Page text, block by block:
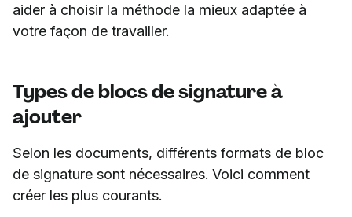
aider à choisir la méthode la mieux adaptée à
votre façon de travailler.
Types de blocs de signature à
ajouter
Selon les documents, différents formats de bloc
de signature sont nécessaires. Voici comment
créer les plus courants.